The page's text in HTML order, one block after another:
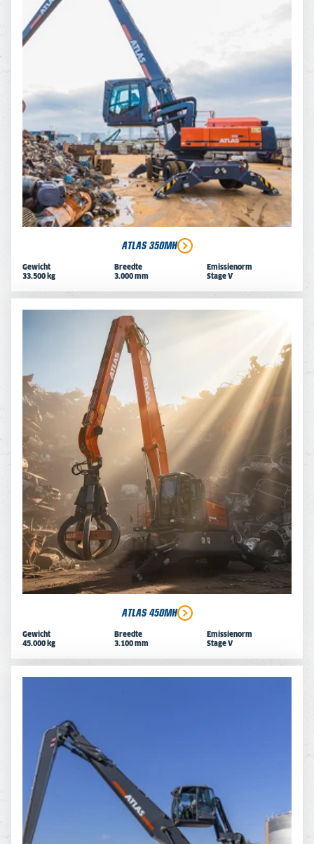
ATLAS 350MH
Gewicht
33.500 kg
Breedte
3.000 mm
Emissienorm
Stage V
ATLAS 450MH
Gewicht
45.000 kg
Breedte
3.100 mm
Emissienorm
Stage V